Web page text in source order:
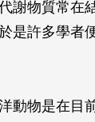
謝物質常在
是許多學者
動物是在目